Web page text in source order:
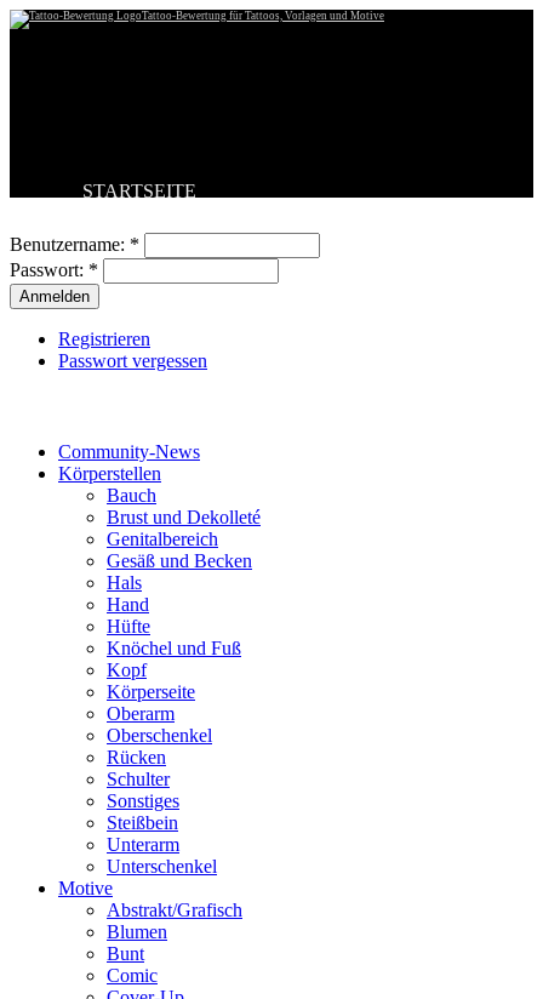
Tattoo-Bewertung für Tattoos, Vorlagen und Motive
STARTSEITE
BESTE TATTOOS
NEUESTE TATTOOS
KOMMENTARE
FORUM
Benutzername: *
Passwort: *
Registrieren
Passwort vergessen
Community-News
Körperstellen
Bauch
Brust und Dekolleté
Genitalbereich
Gesäß und Becken
Hals
Hand
Hüfte
Knöchel und Fuß
Kopf
Körperseite
Oberarm
Oberschenkel
Rücken
Schulter
Sonstiges
Steißbein
Unterarm
Unterschenkel
Motive
Abstrakt/Grafisch
Blumen
Bunt
Comic